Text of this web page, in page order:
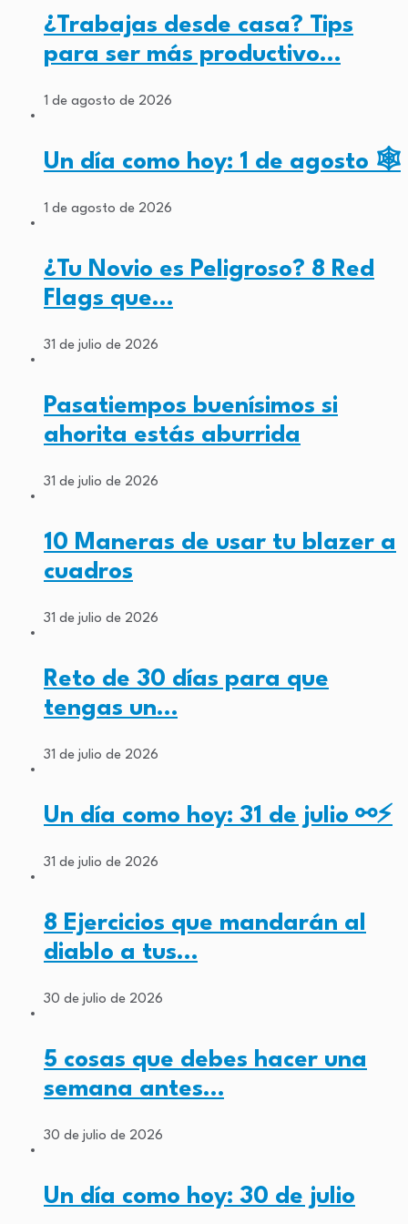
¿Trabajas desde casa? Tips
para ser más productivo…
1 de agosto de 2026
Un día como hoy: 1 de agosto 🕸️
1 de agosto de 2026
¿Tu Novio es Peligroso? 8 Red
Flags que…
31 de julio de 2026
Pasatiempos buenísimos si
ahorita estás aburrida
31 de julio de 2026
10 Maneras de usar tu blazer a
cuadros
31 de julio de 2026
Reto de 30 días para que
tengas un…
31 de julio de 2026
Un día como hoy: 31 de julio ⚯⚡
31 de julio de 2026
8 Ejercicios que mandarán al
diablo a tus…
30 de julio de 2026
5 cosas que debes hacer una
semana antes…
30 de julio de 2026
Un día como hoy: 30 de julio